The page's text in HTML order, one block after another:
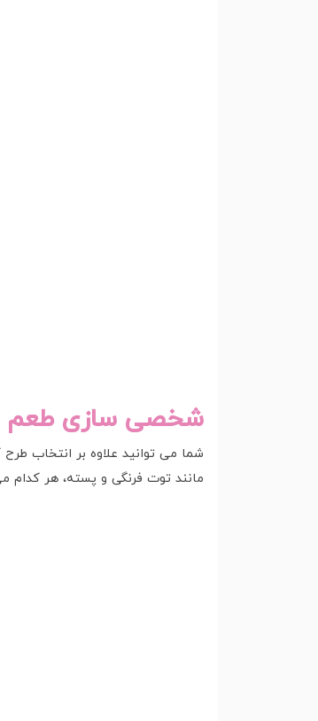
شخصی سازی طعم
شما می توانید علاوه بر انتخاب
مانند توت فرنگی و پسته، هر کدام